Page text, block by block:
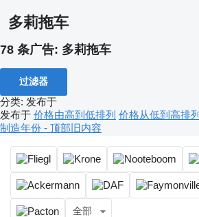
多莉拖车
78 条广告: 多莉拖车
过滤器
分类: 发布于
发布于 价格由高到低排列 价格从低到高排列
制造年份 - 顶部旧内容
全部